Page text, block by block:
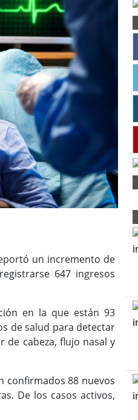
un incremento de
647 ingresos
en la que están 93
de salud para detectar
de cabeza, flujo nasal y
confirmados 88 nuevos
De los casos activos,